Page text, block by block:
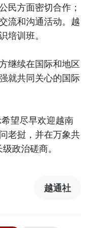
民方面密切合作；
流和沟通活动。越
培训班。
继续在国际和地区
就共同关心的国际
望尽早欢迎越南
老挝，并在万象共
政治磋商。
越通社